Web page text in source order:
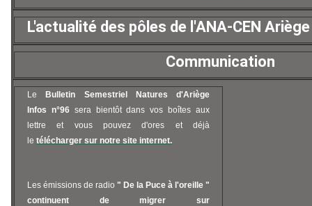
L'actualité des pôles de l'ANA-CEN Ariège
Communication
LeBulletin Semestriel Natures d'Ariège
Infos n°96sera bientôt dans vos boîtes aux
lettre et vous pouvez d'ores et déjà
le télécharger sur notre site internet.
Les émissions de radio " De la Puce à l'oreille "
continuent de migrer sur